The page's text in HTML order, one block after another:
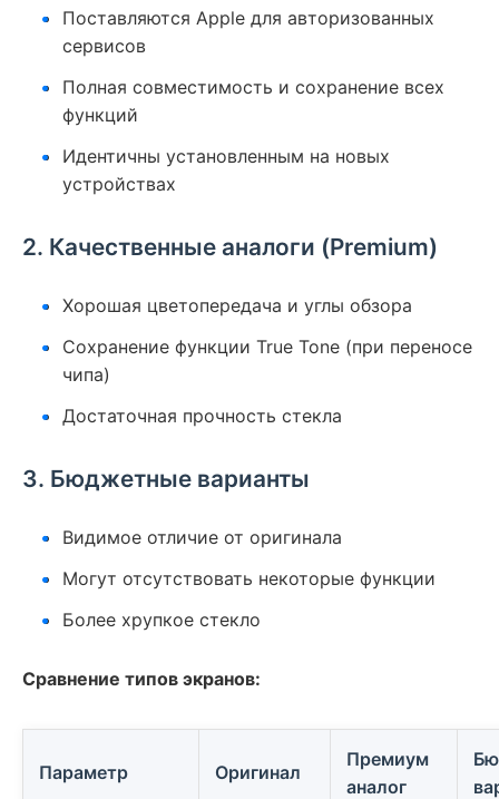
Поставляются Apple для авторизованных
сервисов
Полная совместимость и сохранение всех
функций
Идентичны установленным на новых
устройствах
2. Качественные аналоги (Premium)
Хорошая цветопередача и углы обзора
Сохранение функции True Tone (при переносе
чипа)
Достаточная прочность стекла
3. Бюджетные варианты
Видимое отличие от оригинала
Могут отсутствовать некоторые функции
Более хрупкое стекло
Сравнение типов экранов:
Параметр Оригинал
Премиум
аналог